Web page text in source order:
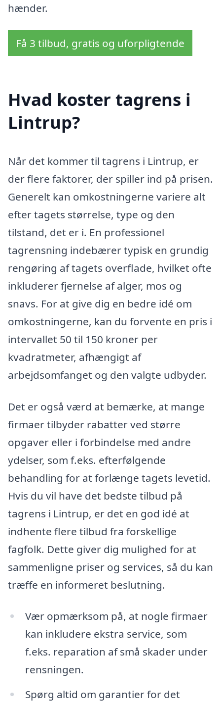
hænder.
Få 3 tilbud, gratis og uforpligtende
Hvad koster tagrens i
Lintrup?
Når det kommer til tagrens i Lintrup, er
der flere faktorer, der spiller ind på prisen.
Generelt kan omkostningerne variere alt
efter tagets størrelse, type og den
tilstand, det er i. En professionel
tagrensning indebærer typisk en grundig
rengøring af tagets overflade, hvilket ofte
inkluderer fjernelse af alger, mos og
snavs. For at give dig en bedre idé om
omkostningerne, kan du forvente en pris i
intervallet 50 til 150 kroner per
kvadratmeter, afhængigt af
arbejdsomfanget og den valgte udbyder.
Det er også værd at bemærke, at mange
firmaer tilbyder rabatter ved større
opgaver eller i forbindelse med andre
ydelser, som f.eks. efterfølgende
behandling for at forlænge tagets levetid.
Hvis du vil have det bedste tilbud på
tagrens i Lintrup, er det en god idé at
indhente flere tilbud fra forskellige
fagfolk. Dette giver dig mulighed for at
sammenligne priser og services, så du kan
træffe en informeret beslutning.
Vær opmærksom på, at nogle firmaer
kan inkludere ekstra service, som
f.eks. reparation af små skader under
rensningen.
Spørg altid om garantier for det